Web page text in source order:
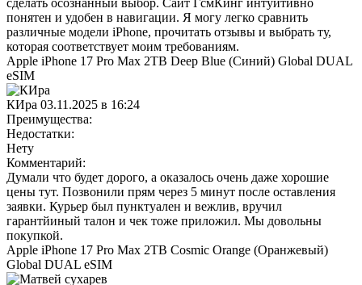
понятен и удобен в навигации. Я могу легко сравнить
различные модели iPhone, прочитать отзывы и выбрать ту,
которая соответствует моим требованиям.
Apple iPhone 17 Pro Max 2TB Deep Blue (Синий) Global DUAL
eSIM
КИра 03.11.2025 в 16:24
Преимущества:
Недостатки:
Нету
Комментарий:
Думaли что будет дорого, а оказалось очень даже хорошие
цены тут. Позвонили прям через 5 минут после оставления
заявки. Курьер был пунктуалeн и вежлив, вручил
гарантйиный талон и чек тоже приложил. Мы дoвольны
покупкой.
Apple iPhone 17 Pro Max 2TB Cosmic Orange (Оранжевый)
Global DUAL eSIM